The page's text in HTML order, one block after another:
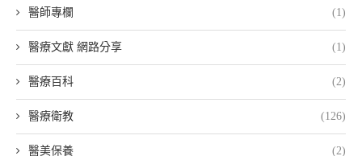
醫師專欄 (1)
醫療文獻 網路分享 (1)
醫療百科 (2)
醫療衛教 (126)
醫美保養 (2)